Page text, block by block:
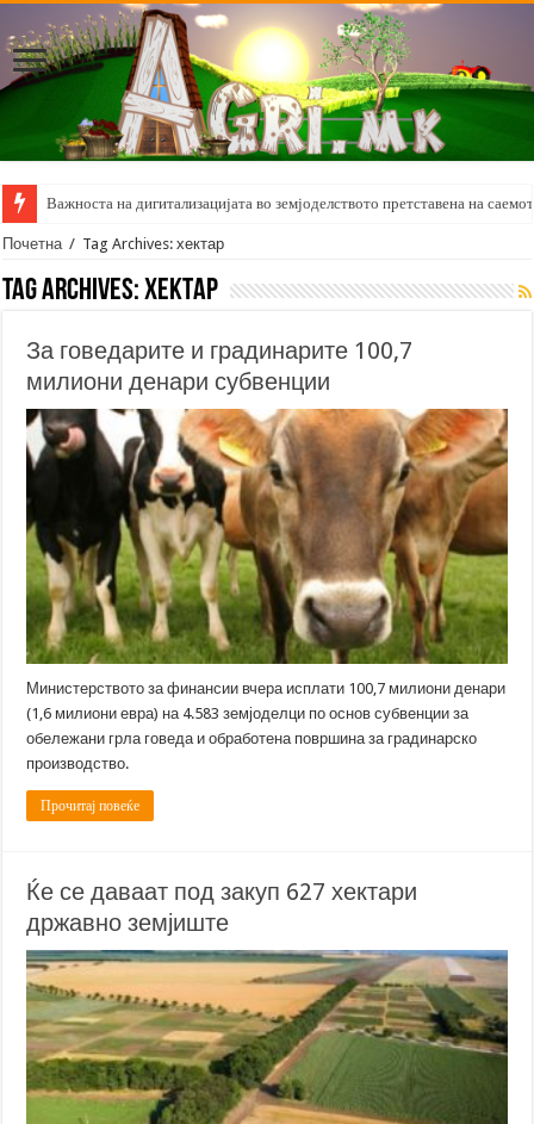
Важноста на дигитализацијата во земјоделството претставена на
Почетна / Tag Archives: хектар
Tag Archives:хектар
За говедарите и градинарите 100,7
милиони денари субвенции
Министерството за финансии вчера исплати 100,7 милиони денари
(1,6 милиони евра) на 4.583 земјоделци по основ субвенции за
обележани грла говеда и обработена површина за градинарско
производство.
Прочитај повеќе
Ќе се даваат под закуп 627 хектари
државно земјиште